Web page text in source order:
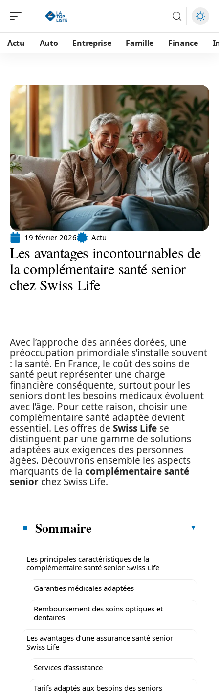
Actu Auto Entreprise Famille Finance
19 février 2026 Actu
Les avantages incontournables de
la complémentaire santé senior
chez Swiss Life
Avec l’approche des années dorées, une
préoccupation primordiale s’installe souvent
: la santé. En France, le coût des soins de
santé peut représenter une charge
financière conséquente, surtout pour les
seniors dont les besoins médicaux évoluent
avec l’âge. Pour cette raison, choisir une
complémentaire santé adaptée devient
essentiel. Les offres de Swiss Life se
distinguent par une gamme de solutions
adaptées aux exigences des personnes
âgées. Découvrons ensemble les aspects
marquants de la complémentaire santé
senior chez Swiss Life.
Sommaire
Les principales caractéristiques de la
complémentaire santé senior Swiss Life
Garanties médicales adaptées
Remboursement des soins optiques et
dentaires
Les avantages d’une assurance santé senior
Swiss Life
Services d’assistance
Tarifs adaptés aux besoins des seniors